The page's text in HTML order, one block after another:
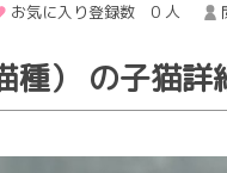
お気に入り登録数 0 人
種） の子猫詳